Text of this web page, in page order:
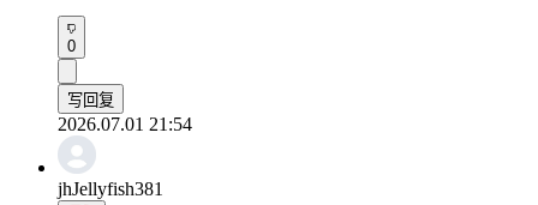
0
写回复
2026.07.01 21:54
jhJellyfish381